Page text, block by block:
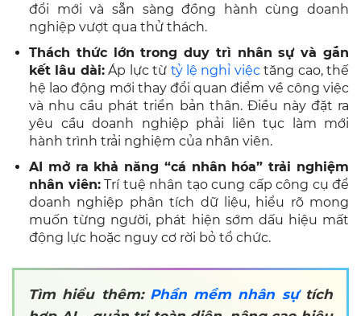
đổi mới và sẵn sàng đồng hành cùng doanh
nghiệp vượt qua thử thách.
Thách thức lớn trong duy trì nhân sự và gắn
kết lâu dài:Áp lực từ tỷ lệ nghỉ việctăng cao, thế
hệ lao động mới thay đổi quan điểm về công việc
và nhu cầu phát triển bản thân. Điều này đặt ra
yêu cầu doanh nghiệp phải liên tục làm mới
hành trình trải nghiệm của nhân viên.
AI mở ra khả năng “cá nhân hóa” trải nghiệm
nhân viên:Trí tuệ nhân tạo cung cấp công cụ để
doanh nghiệp phân tích dữ liệu, hiểu rõ mong
muốn từng người, phát hiện sớm dấu hiệu mất
động lực hoặc nguy cơ rời bỏ tổ chức.
Tìm hiểu thêm: Phần mềm nhân sựtích